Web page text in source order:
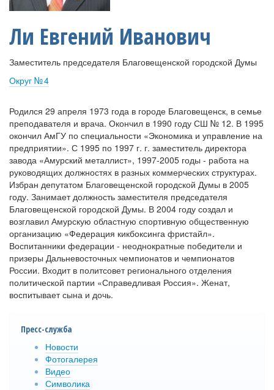
Ли Евгений Иванович
Заместитель председателя Благовещенской городской Думы
Округ № 4
Родился 29 апреля 1973 года в городе Благовещенск, в семье
преподавателя и врача. Окончил в 1990 году СШ № 12. В 1995
окончил АмГУ по специальности «Экономика и управление на
предприятии». С 1995 по 1997 г. г. заместитель директора
завода «Амурский металлист», 1997-2005 годы - работа на
руководящих должностях в разных коммерческих структурах.
Избран депутатом Благовещенской городской Думы в 2005
году. Занимает должность заместителя председателя
Благовещенской городской Думы. В 2004 году создал и
возглавил Амурскую областную спортивную общественную
организацию «Федерация кикбоксинга фристайл».
Воспитанники федерации - неоднократные победители и
призеры Дальневосточных чемпионатов и чемпионатов
России. Входит в политсовет регионального отделения
политической партии «Справедливая Россия». Женат,
воспитывает сына и дочь.
Пресс-служба
Новости
Фотогалерея
Видео
Символика